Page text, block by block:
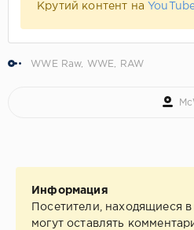
Крутий контент на
WWE Raw, WWE RAW
Информация
Посетители, находящиеся в
могут оставлять